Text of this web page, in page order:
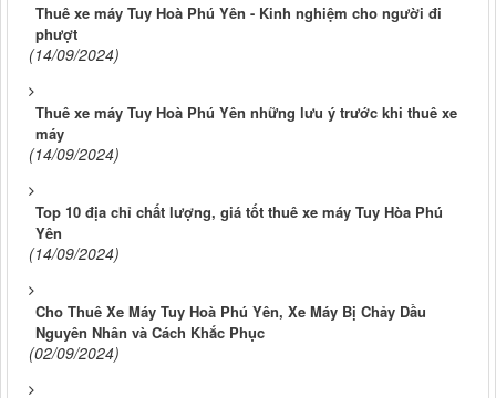
Thuê xe máy Tuy Hoà Phú Yên - Kinh nghiệm cho người đi
phượt
(14/09/2024)
Thuê xe máy Tuy Hoà Phú Yên những lưu ý trước khi thuê xe
máy
(14/09/2024)
Top 10 địa chỉ chất lượng, giá tốt thuê xe máy Tuy Hòa Phú
Yên
(14/09/2024)
Cho Thuê Xe Máy Tuy Hoà Phú Yên, Xe Máy Bị Chảy Dầu
Nguyên Nhân và Cách Khắc Phục
(02/09/2024)